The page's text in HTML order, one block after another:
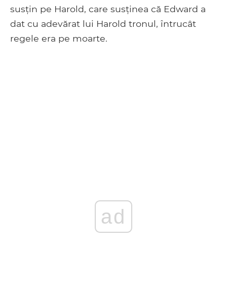
susțin pe Harold, care susținea că Edward a
dat cu adevărat lui Harold tronul, întrucât
regele era pe moarte.
ad